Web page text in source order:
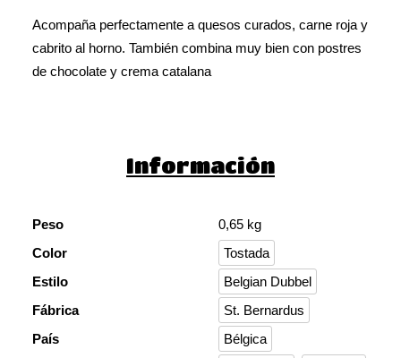
Acompaña perfectamente a quesos curados, carne roja y
cabrito al horno. También combina muy bien con postres
de chocolate y crema catalana
Información
Peso
0,65 kg
Color
Tostada
Estilo
Belgian Dubbel
Fábrica
St. Bernardus
País
Bélgica